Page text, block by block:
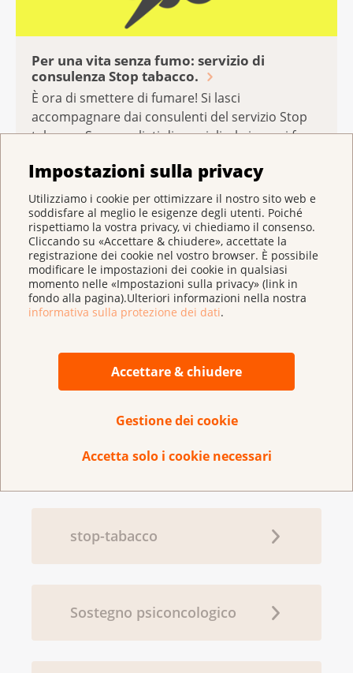
Impostazioni sulla privacy
Utilizziamo i cookie per ottimizzare il nostro sito web e
soddisfare al meglio le esigenze degli utenti. Poiché
rispettiamo la vostra privacy, vi chiediamo il consenso.
Cliccando su «Accettare & chiudere», accettate la
registrazione dei cookie nel vostro browser. È possibile
modificare le impostazioni dei cookie in qualsiasi
momento nelle «Impostazioni sulla privacy» (link in
fondo alla pagina).Ulteriori informazioni nella nostra
informativa sulla protezione dei dati.
Accettare & chiudere
Gestione dei cookie
Accetta solo i cookie necessari
Per una vita senza fumo: servizio di
consulenza Stop tabacco.
È ora di smettere di fumare! Si lasci
accompagnare dai consulenti del servizio Stop
tabacco. Saranno lieti di consigliarla in ogni fase
Ciò che mi ha aiutato di più sono stati i
cerotti alla nicotina e la consulente di Stop
tabacco. Grazie di cuore!
Anonimo
InfoCancro
cancro
stop-tabacco
Sostegno psiconcologico